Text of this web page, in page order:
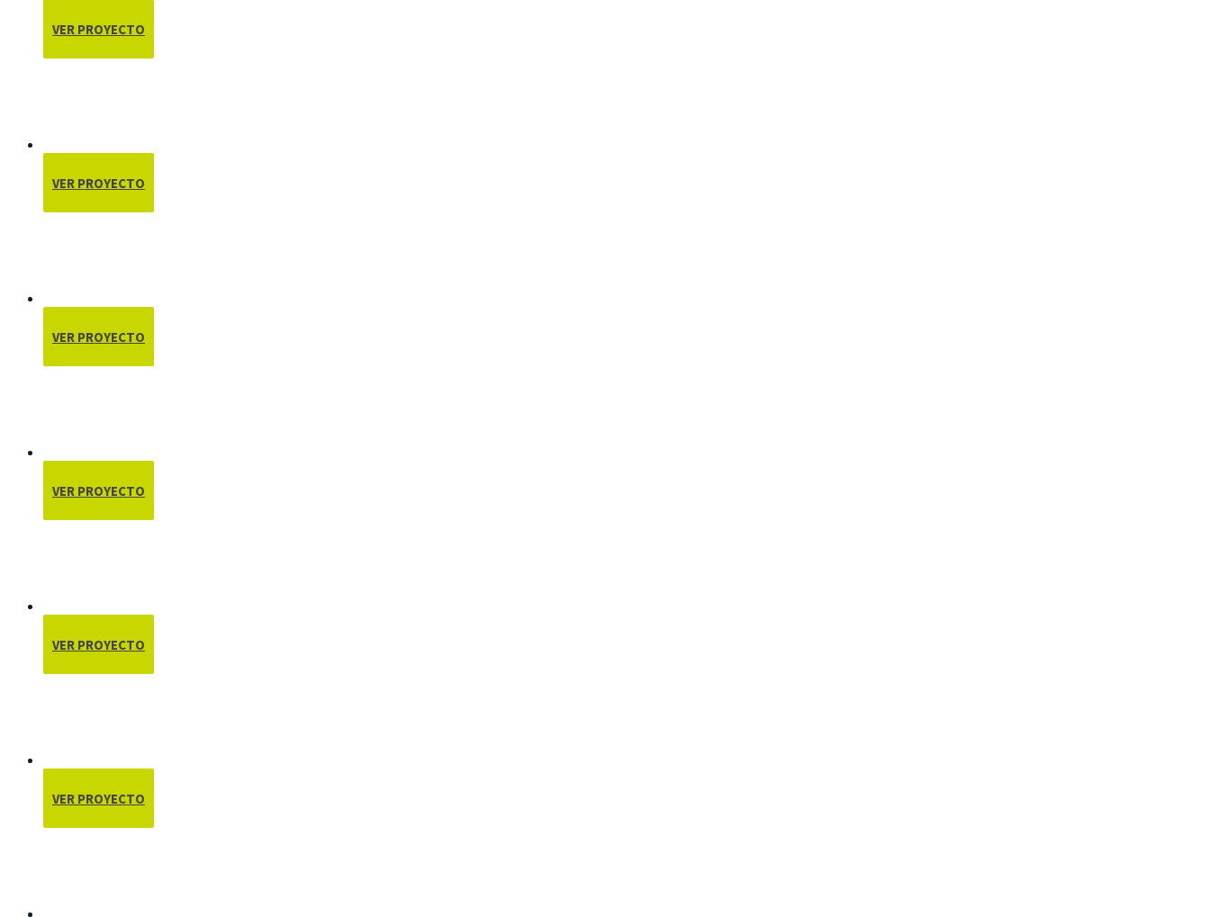
VER PROYECTO
VER PROYECTO
VER PROYECTO
VER PROYECTO
VER PROYECTO
VER PROYECTO